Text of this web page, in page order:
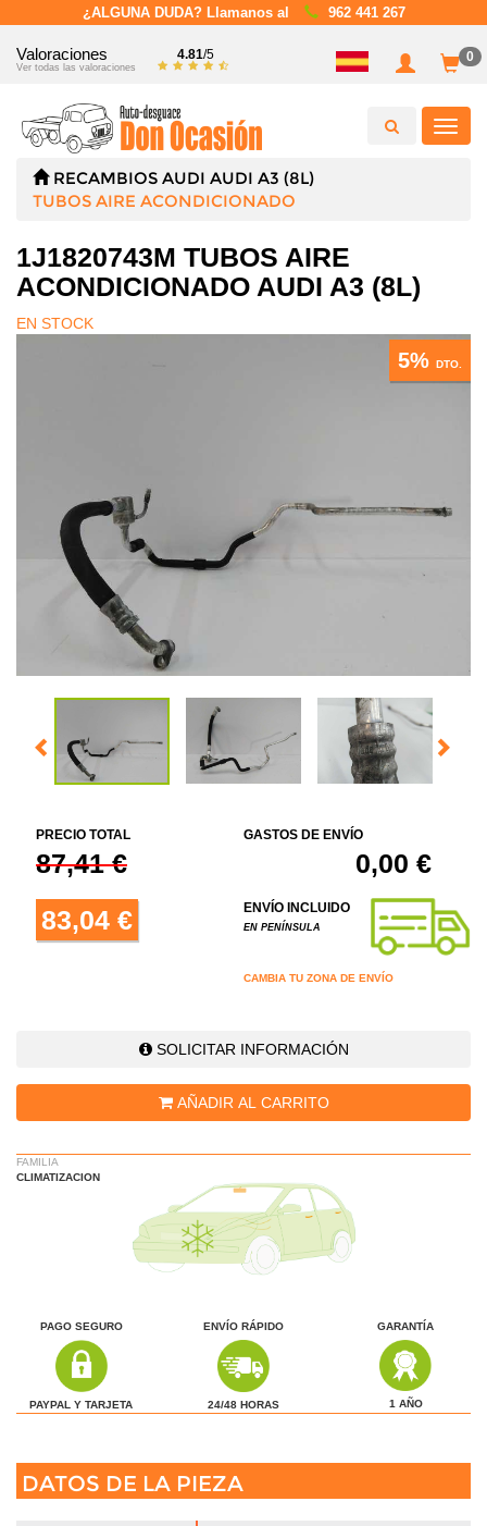
¿ALGUNA DUDA? Llamanos al 962 441 267
Valoraciones
Ver todas las valoraciones
4.81/5 0
RECAMBIOS AUDI AUDI A3 (8L)
TUBOS AIRE ACONDICIONADO
1J1820743M TUBOS AIRE
ACONDICIONADO AUDI A3 (8L)
EN STOCK
5% DTO.
PRECIO TOTAL
87,41 €
83,04 €
GASTOS DE ENVÍO
0,00 €
ENVÍO INCLUIDO
EN PENÍNSULA
CAMBIA TU ZONA DE ENVÍO
SOLICITAR INFORMACIÓN
AÑADIR AL CARRITO
FAMILIA
CLIMATIZACION
PAGO SEGURO
PAYPAL Y TARJETA
ENVÍO RÁPIDO
24/48 HORAS
GARANTÍA
1 AÑO
DATOS DE LA PIEZA